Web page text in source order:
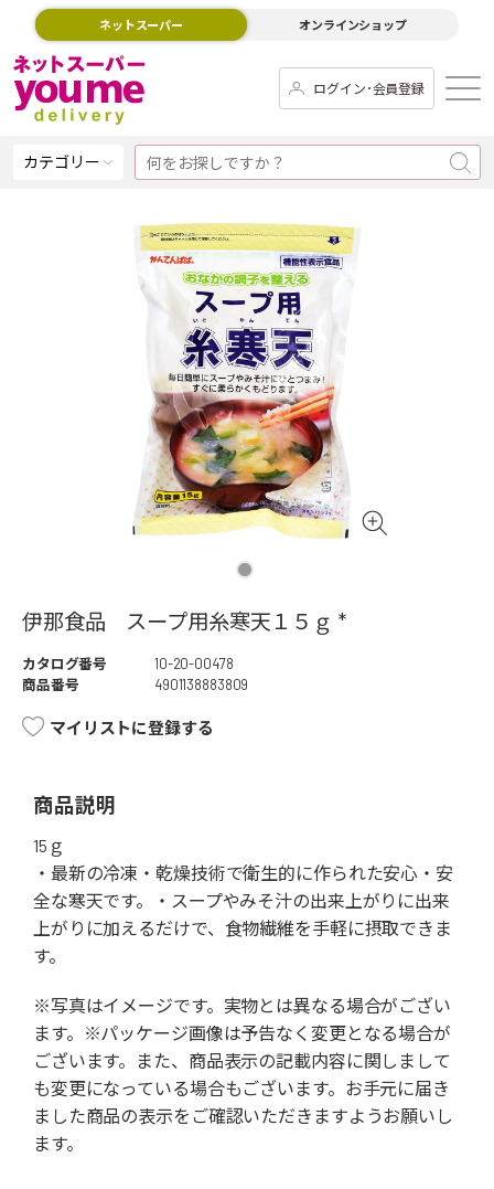
ネットスーパー オンラインショップ
ログイン･会員登録
カテゴリー
伊那食品 スープ用糸寒天１５ｇ *
カタログ番号
10-20-00478
商品番号
4901138883809
マイリストに登録する
商品説明
15ｇ
・最新の冷凍・乾燥技術で衛生的に作られた安心・安
全な寒天です。・スープやみそ汁の出来上がりに出来
上がりに加えるだけで、食物繊維を手軽に摂取できま
す。
※写真はイメージです。実物とは異なる場合がござい
ます。※パッケージ画像は予告なく変更となる場合が
ございます。また、商品表示の記載内容に関しまして
も変更になっている場合もございます。お手元に届き
ました商品の表示をご確認いただきますようお願いし
ます。